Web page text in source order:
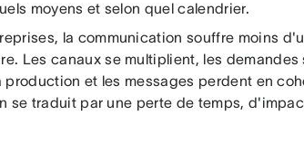
moyens et selon quel calendrier.
la communication souffre moins
Les canaux se multiplient, les demandes
et les messages perdent en
se traduit par une perte de temps,